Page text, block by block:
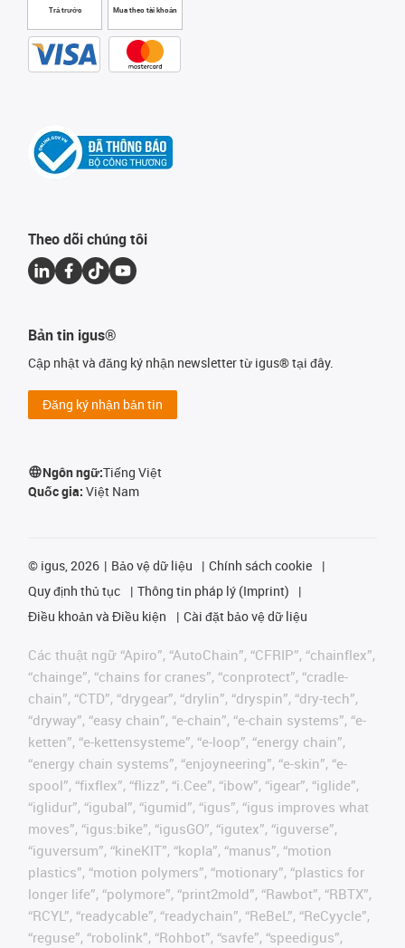
Trả trước Mua theo tài khoản
Theo dõi chúng tôi
Bản tin igus®
Cập nhật và đăng ký nhận newsletter từ igus® tại đây.
Đăng ký nhận bản tin
Ngôn ngữ:Tiếng Việt
Quốc gia: Việt Nam
© igus, 2026 Bảo vệ dữ liệu
Chính sách cookie
Quy định thủ tục
Thông tin pháp lý (Imprint)
Điều khoản và Điều kiện
Cài đặt bảo vệ dữ liệu
Các thuật ngữ “Apiro”, “AutoChain”, “CFRIP”, “chainflex”,
“chainge”, “chains for cranes”, “conprotect”, “cradle-
chain”, “CTD”, “drygear”, “drylin”, “dryspin”, “dry-tech”,
“dryway”, “easy chain”, “e-chain”, “e-chain systems”, “e-
ketten”, “e-kettensysteme”, “e-loop”, “energy chain”,
“energy chain systems”, “enjoyneering”, “e-skin”, “e-
spool”, “fixflex”, “flizz”, “i.Cee”, “ibow”, “igear”, “iglide”,
“iglidur”, “igubal”, “igumid”, “igus”, “igus improves what
moves”, “igus:bike”, “igusGO”, “igutex”, “iguverse”,
“iguversum”, “kineKIT”, “kopla”, “manus”, “motion
plastics”, “motion polymers”, “motionary”, “plastics for
longer life”, “polymore”, “print2mold”, “Rawbot”, “RBTX”,
“RCYL”, “readycable”, “readychain”, “ReBeL”, “ReCyycle”,
“reguse”, “robolink”, “Rohbot”, “savfe”, “speedigus”,